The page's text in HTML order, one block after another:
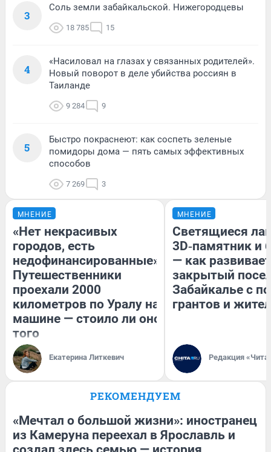
3
Соль земли забайкальской. Нижегородцевы
18 785 15
4
«Насиловал на глазах у связанных родителей».
Новый поворот в деле убийства россиян в
Таиланде
9 284 9
5
Быстро покраснеют: как соспеть зеленые
помидоры дома — пять самых эффективных
способов
7 269 3
МНЕНИЕ
«Нет некрасивых
городов, есть
недофинансированные».
Путешественники
проехали 2000
километров по Уралу на
машине — стоило ли оно
того
Екатерина Литкевич
МНЕНИЕ
Светящиеся
3D‑памятник и
— как
закрытый
Забайкалье с
грантов и
Редакция
РЕКОМЕНДУЕМ
«Мечтал о большой жизни»: иностранец
из Камеруна переехал в Ярославль и